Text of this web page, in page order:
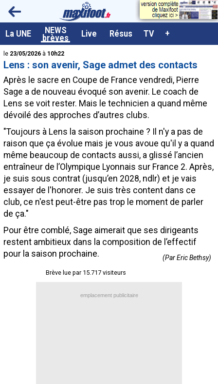
La UNE NEWS
brèves Live Résus TV +
<
le 23/05/2026 à 10h22
Lens : son avenir, Sage admet des contacts
Après le sacre en Coupe de France vendredi, Pierre
Sage a de nouveau évoqué son avenir. Le coach de
Lens se voit rester. Mais le technicien a quand même
dévoilé des approches d’autres clubs.
"Toujours à Lens la saison prochaine ? Il n'y a pas de
raison que ça évolue mais je vous avoue qu'il y a quand
même beaucoup de contacts aussi, a glissé l’ancien
entraîneur de l’Olympique Lyonnais sur France 2. Après,
je suis sous contrat (jusqu’en 2028, ndlr) et je vais
essayer de l'honorer. Je suis très content dans ce
club, ce n'est peut-être pas trop le moment de parler
de ça."
Pour être comblé, Sage aimerait que ses dirigeants
restent ambitieux dans la composition de l’effectif
pour la saison prochaine.
(Par Eric Bethsy)
Brève lue par 15.717 visiteurs
emplacement publicitaire
A la UNE
Dernières brèves
Live / Matchs en direct
Résultats et Classements
Class. buteurs européens
Programme TV foot
Vidéos
Sondages
Tableau transferts L1
Taille de la police
Paramètrages / Options
Contact / Signaler un bug
Recrutement Maxifoot